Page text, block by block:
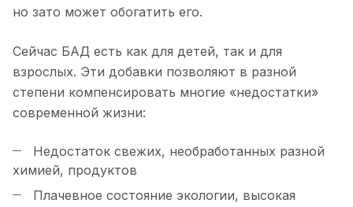
но зато может обогатить его.
Сейчас БАД есть как для детей, так и для
взрослых. Эти добавки позволяют в разной
степени компенсировать многие «недостатки»
современной жизни:
Недостаток свежих, необработанных разной
химией, продуктов
Плачевное состояние экологии, высокая